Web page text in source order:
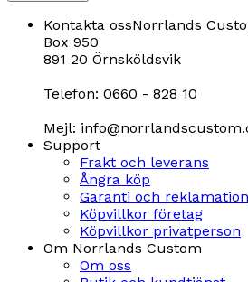
Kontakta ossNorrlands
Box 950
891 20 Örnsköldsvik
Telefon: 0660 - 828 10
Mejl:
Support
Frakt och leverans
Ångra köp
Garanti och reklamation
Köpvillkor företag
Köpvillkor privatperson
Om Norrlands Custom
Om oss